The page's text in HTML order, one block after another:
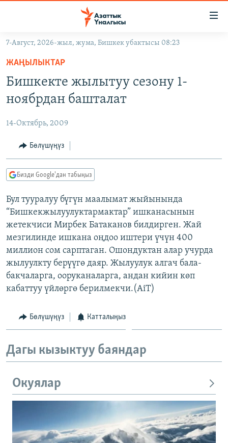
Навигацияга
өтүңүз
Издөөгө
салыңызКЫРГЫЗСТАН
ЭКОНОМИКА
МАДАНИЯТ
ДҮЙНӨ
БОРБОР АЗИЯ
УКРАИНА
АТАЙЫН ИЛИКТӨӨ
ТВ ПРОГРАММАЛАР
ЭКСПЕРТТЕР ТАЛДАЙТ
БИЗ ЖАНА ДҮЙНӨ
ЭЖЕ-СИҢДИЛЕР
ЫҢГАЙСЫЗ СУРООЛОР
ӨЗГӨЧӨ ПИКИР
Русский
ОНЛАЙН ШЕРИНЕ
7-Август, 2026-жыл, жума, Бишкек убактысы 08:23
ЖАҢЫЛЫКТАР
Бишкекте жылытуу сезону 1-
ноябрдан башталат
14-Октябрь, 2009
Бөлүшүңүз
Бизди Google'дан табыңыз
Бул тууралуу бүгүн маалымат жыйынында
“Бишкекжылуулуктармактар” ишканасынын
жетекчиси Мирбек Батаканов билдирген. Жай
мезгилинде ишкана оңдоо иштери үчүн 400
миллион сом сарптаган. Ошондуктан алар учурда
жылуулкту берүүгө даяр. Жылуулук алгач бала-
бакчаларга, ооруканаларга, андан кийин көп
кабаттуу үйлөргө берилмекчи.(AiT)
Бөлүшүңүз Катталыңыз
Дагы кызыктуу баяндар
Окуялар